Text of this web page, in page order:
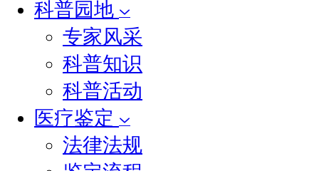
科普园地
专家风采
科普知识
科普活动
医疗鉴定
法律法规